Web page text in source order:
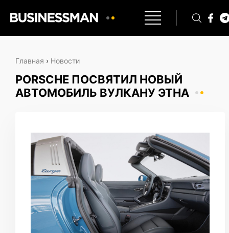
Главная › Новости
PORSCHE ПОСВЯТИЛ НОВЫЙ
АВТОМОБИЛЬ ВУЛКАНУ ЭТНА